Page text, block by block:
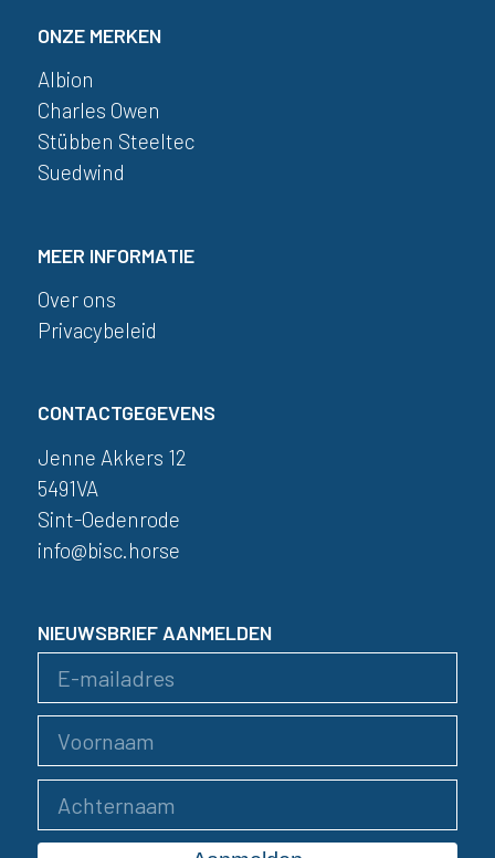
ONZE MERKEN
Albion
Charles Owen
Stübben Steeltec
Suedwind
MEER INFORMATIE
Over ons
Privacybeleid
CONTACTGEGEVENS
Jenne Akkers 12
5491VA
Sint-Oedenrode
info@bisc.horse
NIEUWSBRIEF AANMELDEN